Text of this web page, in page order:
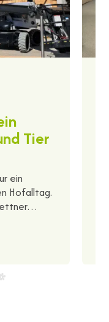
Tier
ein
Hofalltag.